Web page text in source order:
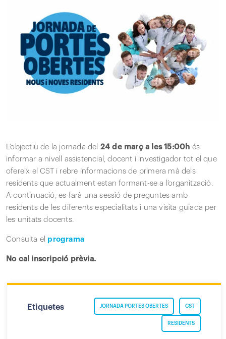
L’objectiu de la jornada del 24 de març a les 15:00h és
informar a nivell assistencial, docent i investigador tot el que
ofereix el CST i rebre informacions de primera mà dels
residents que actualment estan formant-se a l’organització.
A continuació, es farà una sessió de preguntes amb
residents de les diferents especialitats i una visita guiada per
les unitats docents.
Consulta el programa
No cal inscripció prèvia.
Etiquetes CST
JORNADA PORTES OBERTES
RESIDENTS